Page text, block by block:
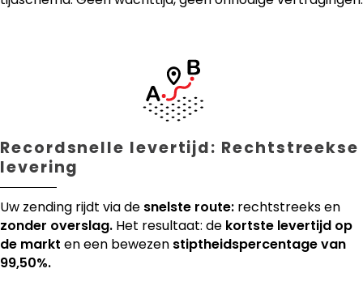
Recordsnelle levertijd: Rechtstreekse
levering
Uw zending rijdt via de snelste route: rechtstreeks en
zonder overslag. Het resultaat: de kortste levertijd op
de markt en een bewezen stiptheidspercentage van
99,50%.